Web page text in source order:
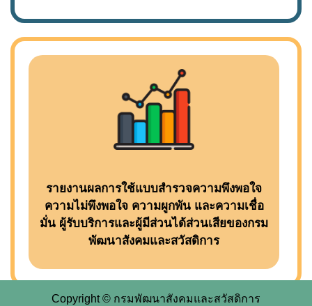
รายงานผลการใช้แบบสำรวจความพึงพอใจ
ความไม่พึงพอใจ ความผูกพัน และความเชื่อ
มั่น ผู้รับบริการและผู้มีส่วนได้ส่วนเสียของกรม
พัฒนาสังคมและสวัสดิการ
Copyright © กรมพัฒนาสังคมและสวัสดิการ